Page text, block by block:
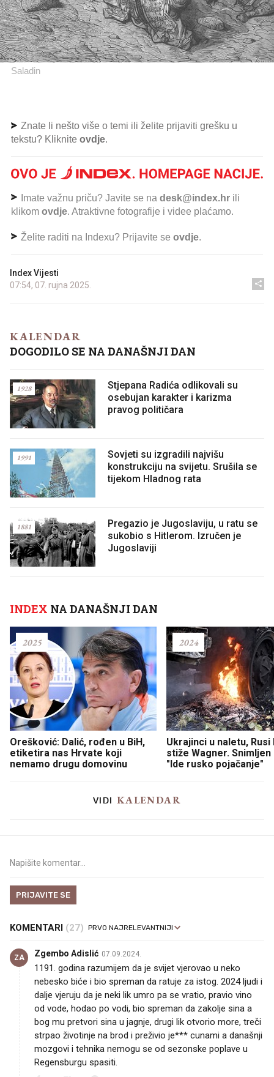
Saladin
Znate li nešto više o temi ili želite prijaviti grešku u
tekstu? Kliknite ovdje.
Imate važnu priču? Javite se na desk@index.hr ili
klikom ovdje. Atraktivne fotografije i videe plaćamo.
Želite raditi na Indexu? Prijavite se ovdje.
Index Vijesti
07:54, 07. rujna 2025.
KALENDAR
DOGODILO SE NA DANAŠNJI DAN
Stjepana Radića odlikovali su
osebujan karakter i karizma
pravog političara
1928
Sovjeti su izgradili najvišu
konstrukciju na svijetu. Srušila se
tijekom Hladnog rata
1991
Pregazio je Jugoslaviju, u ratu se
sukobio s Hitlerom. Izručen je
Jugoslaviji
1881
INDEX NA DANAŠNJI DAN
Orešković: Dalić, rođen u BiH,
etiketira nas Hrvate koji
nemamo drugu domovinu
2025
Ukrajinci u naletu, Rusi
stiže Wagner.
"Ide rusko pojačanje"
2024
VIDI KALENDAR
PRIJAVITE SE
KOMENTARI (27)
ZA Zgembo Adislić 07.09.2024.
1191. godina razumijem da je svijet vjerovao u neko
nebesko biće i bio spreman da ratuje za istog. 2024 ljudi i
dalje vjeruju da je neki lik umro pa se vratio, pravio vino
od vode, hodao po vodi, bio spreman da zakolje sina a
bog mu pretvori sina u jagnje, drugi lik otvorio more, treči
strpao životinje na brod i preživio je*** cunami a današnji
mozgovi i tehnika nemogu se od sezonske poplave u
Regensburgu spasiti.